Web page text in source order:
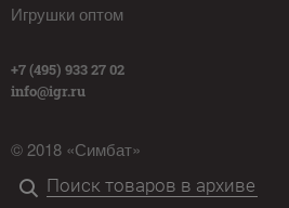
Игрушки оптом
+7 (495) 933 27 02
info@igr.ru
© 2018 «Симбат»